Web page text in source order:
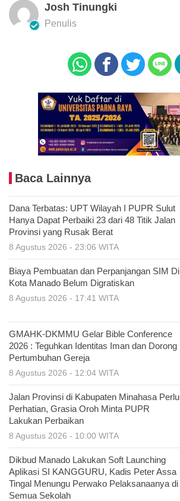
Josh Tinungki
Penulis
Baca Lainnya
Dana Terbatas: UPT Wilayah I PUPR Sulut
Hanya Dapat Perbaiki 23 dari 48 Titik Jalan
Provinsi yang Rusak Berat
8 Agustus 2026 - 23:06 WITA
Biaya Pembuatan dan Perpanjangan SIM Di
Kota Manado Belum Digratiskan
8 Agustus 2026 - 17:41 WITA
GMAHK-DKMMU Gelar Bible Conference
2026 : Teguhkan Identitas Iman dan Dorong
Pertumbuhan Gereja
8 Agustus 2026 - 12:04 WITA
Jalan Provinsi di Kabupaten Minahasa Perlu
Perhatian, Grasia Oroh Minta PUPR
Lakukan Perbaikan
8 Agustus 2026 - 10:00 WITA
Dikbud Manado Lakukan Soft Launching
Aplikasi SI KANGGURU, Kadis Peter Assa
Tingal Menungu Perwako Pelaksanaanya di
Semua Sekolah